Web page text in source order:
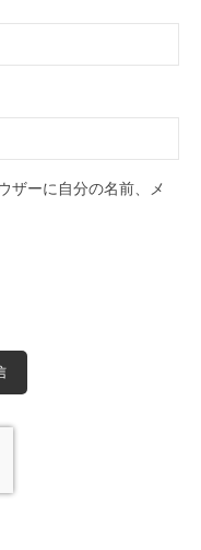
ザーに自分の名前、メ